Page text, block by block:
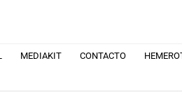
MEDIAKIT CONTACTO